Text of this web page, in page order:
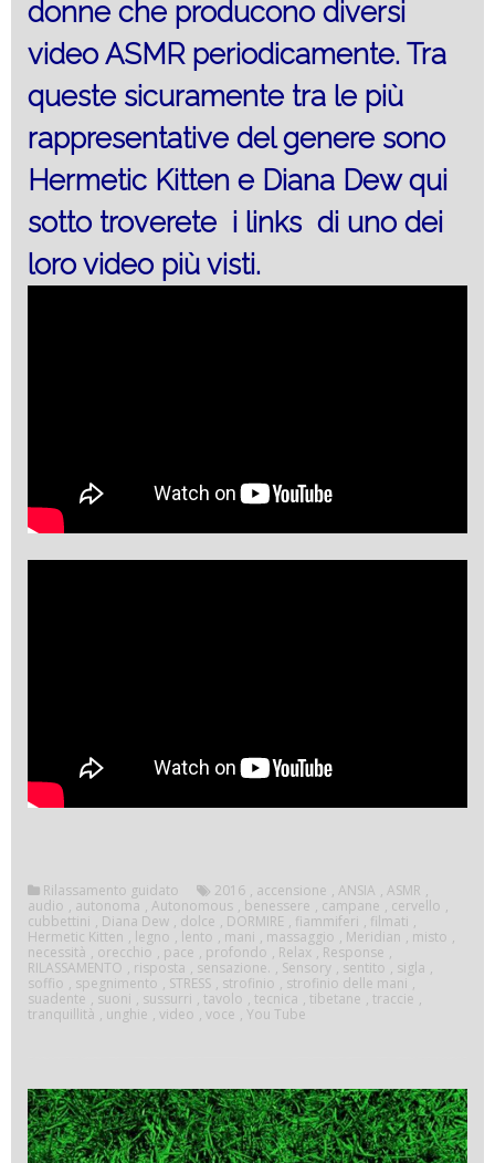
donne che producono diversi
video ASMR periodicamente. Tra
queste sicuramente tra le più
rappresentative del genere sono
Hermetic Kitten e Diana Dew qui
sotto troverete i links di uno dei
loro video più visti.
Rilassamento guidato 2016 , accensione , ANSIA , ASMR ,
audio , autonoma , Autonomous , benessere , campane , cervello ,
cubbettini , Diana Dew , dolce , DORMIRE , fiammiferi , filmati ,
Hermetic Kitten , legno , lento , mani , massaggio , Meridian , misto ,
necessità , orecchio , pace , profondo , Relax , Response ,
RILASSAMENTO , risposta , sensazione. , Sensory , sentito , sigla ,
soffio , spegnimento , STRESS , strofinio , strofinio delle mani ,
suadente , suoni , sussurri , tavolo , tecnica , tibetane , traccie ,
tranquillità , unghie , video , voce , You Tube